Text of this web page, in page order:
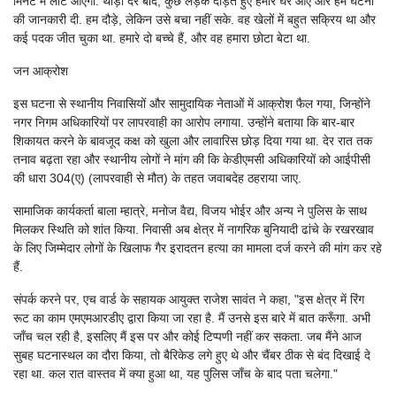
की जानकारी दी. हम दौड़े, लेकिन उसे बचा नहीं सके. वह खेलों में बहुत सक्रिय था और
कई पदक जीत चुका था. हमारे दो बच्चे हैं, और वह हमारा छोटा बेटा था.
जन आक्रोश
इस घटना से स्थानीय निवासियों और सामुदायिक नेताओं में आक्रोश फैल गया, जिन्होंने
नगर निगम अधिकारियों पर लापरवाही का आरोप लगाया. उन्होंने बताया कि बार-बार
शिकायत करने के बावजूद कक्ष को खुला और लावारिस छोड़ दिया गया था. देर रात तक
तनाव बढ़ता रहा और स्थानीय लोगों ने मांग की कि केडीएमसी अधिकारियों को आईपीसी
की धारा 304(ए) (लापरवाही से मौत) के तहत जवाबदेह ठहराया जाए.
सामाजिक कार्यकर्ता बाला म्हात्रे, मनोज वैद्य, विजय भोईर और अन्य ने पुलिस के साथ
मिलकर स्थिति को शांत किया. निवासी अब क्षेत्र में नागरिक बुनियादी ढांचे के रखरखाव
के लिए जिम्मेदार लोगों के खिलाफ गैर इरादतन हत्या का मामला दर्ज करने की मांग कर रहे
हैं.
संपर्क करने पर, एच वार्ड के सहायक आयुक्त राजेश सावंत ने कहा, "इस क्षेत्र में रिंग
रूट का काम एमएमआरडीए द्वारा किया जा रहा है. मैं उनसे इस बारे में बात करूँगा. अभी
जाँच चल रही है, इसलिए मैं इस पर और कोई टिप्पणी नहीं कर सकता. जब मैंने आज
सुबह घटनास्थल का दौरा किया, तो बैरिकेड लगे हुए थे और चैंबर ठीक से बंद दिखाई दे
रहा था. कल रात वास्तव में क्या हुआ था, यह पुलिस जाँच के बाद पता चलेगा."